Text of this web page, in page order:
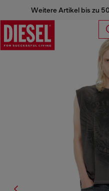
Weitere Artikel bis zu